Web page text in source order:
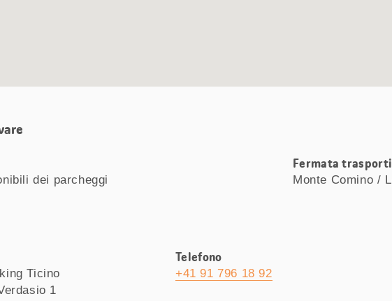
dei parcheggi
Fermata
Monte Comino /
Ticino
1
Telefono
+41 91 796 18 92